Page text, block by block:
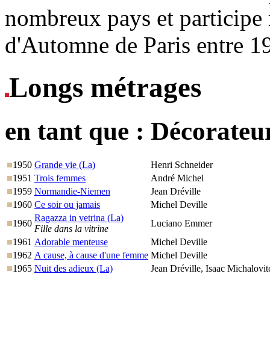
nombreux pays et
d'Automne de Paris entre
Longs métrages
en tant que :
1950 Grande vie (La)
Henri Schneider
1951 Trois femmes
André Michel
1959 Normandie-Niemen
Jean Dréville
1960 Ce soir ou jamais
Michel Deville
1960
Ragazza in vetrina (La)
Fille dans la vitrine
Luciano Emmer
1961 Adorable menteuse
Michel Deville
1962 A cause, à cause d'une femme Michel Deville
1965 Nuit des adieux (La) Jean Dréville, Isaac